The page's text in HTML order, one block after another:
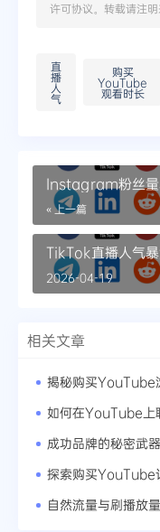
许可协议。转载请注明
直
播
人
气
购买
YouTube
观看时长
Instagram粉丝量
« 上一篇
TikTok直播人气
2026-04-19
相关文章
揭秘购买YouTube
如何在YouTube上
成功品牌的秘密武
探索购买YouTube
自然流量与刷播放